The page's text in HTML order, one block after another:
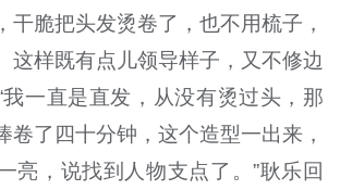
干脆把头发烫卷了，也不用梳子，
这样既有点儿领导样子，又不修边
一直是直发，从没有烫过头，那
卷了四十分钟，这个造型一出来，
亮，说找到人物支点了。”耿乐回